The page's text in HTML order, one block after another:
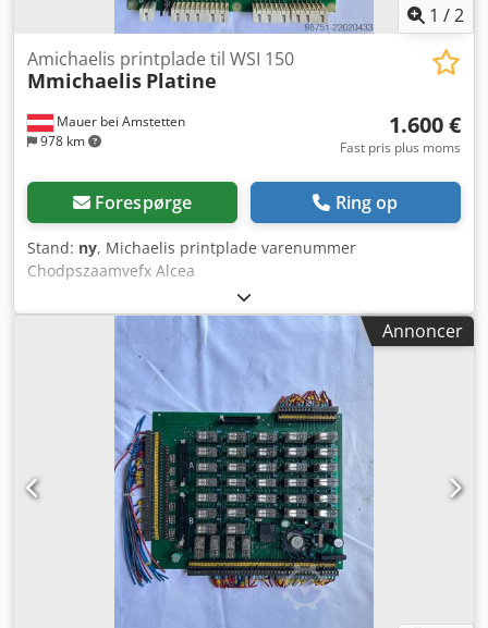
1 /2
Mauer bei Amstetten
978 km
Amichaelis printplade til WSI 150
Mmichaelis Platine
1.600 €
Fast pris plus moms
Forespørge Ring op
Stand: ny, Michaelis printplade varenummer
Chodpszaamvefx Alcea
Annoncer